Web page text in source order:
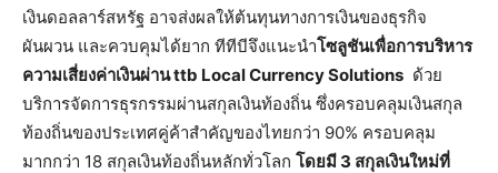
เงินดอลลาร์สหรัฐ อาจส่งผลให้ต้นทุนทางการเงินของธุรกิจ
ผันผวน และควบคุมได้ยาก ทีทีบีจึงแนะนำโซลูชันเพื่อการบริหาร
ความเสี่ยงค่าเงินผ่านttb Local Currency Solutions ด้วย
บริการจัดการธุรกรรมผ่านสกุลเงินท้องถิ่น ซึ่งครอบคลุมเงินสกุล
ท้องถิ่นของประเทศคู่ค้าสำคัญของไทยกว่า 90% ครอบคลุม
มากกว่า 18 สกุลเงินท้องถิ่นหลักทั่วโลก โดยมี 3 สกุลเงินใหม่ที่